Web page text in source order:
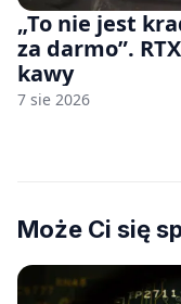
„To nie jest
za darmo”.
kawy
7 sie 2026
Może Ci się